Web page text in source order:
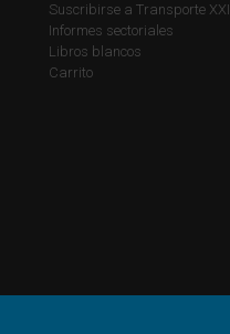
Suscribirse a Transporte XXI
Informes sectoriales
Libros blancos
Carrito